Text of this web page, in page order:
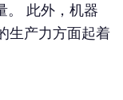
。 此外，机器
生产力方面起着